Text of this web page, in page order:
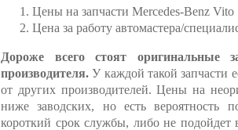
Цены на запчасти Mercedes-Benz
Цена за работу автомастера/
Дороже всего стоят
производителя. У каждой такой запчасти
от других производителей. Цены на
ниже заводских, но есть вероятность
короткий срок службы, либо не